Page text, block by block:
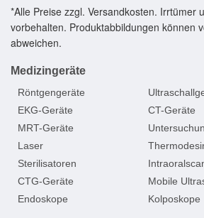
*Alle Preise zzgl. Versandkosten. Irrtümer
vorbehalten. Produktabbildungen können
abweichen.
Medizingeräte
Röntgengeräte
EKG-Geräte
CT-Geräte
MRT-Geräte
Laser
Sterilisatoren
CTG-Geräte
Mobile
Endoskope
Kolposkope